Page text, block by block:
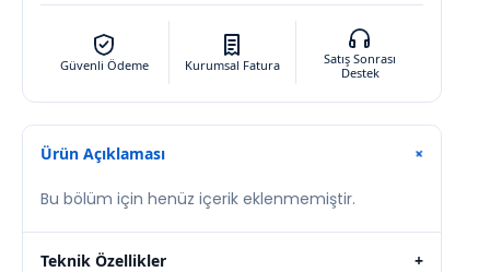
Güvenli Ödeme Kurumsal Fatura
Satış Sonrası
Destek
Ürün Açıklaması +
Bu bölüm için henüz içerik eklenmemiştir.
Teknik Özellikler +